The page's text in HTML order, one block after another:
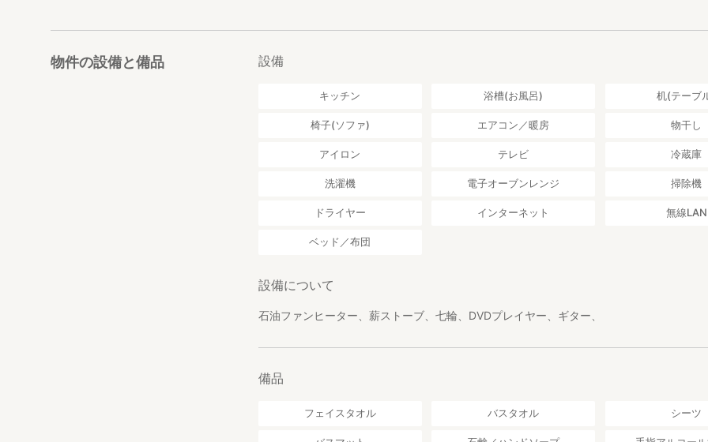
物件の設備と備品 設備
キッチン 浴槽(お風呂) 机(テーブ
椅子(ソファ) エアコン／暖房 物干し
アイロン テレビ 冷蔵庫
洗濯機 電子オーブンレンジ 掃除機
ドライヤー インターネット 無線LAN
ベッド／布団
設備について
石油ファンヒーター、薪ストーブ、七輪、DVDプレイヤー、ギター、
備品
フェイスタオル バスタオル シーツ